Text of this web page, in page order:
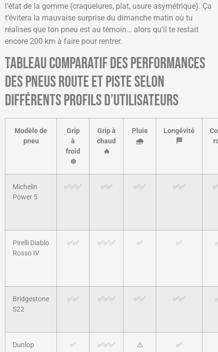
l’état de la gomme (craquelures, plat, usure asymétrique). Ça
t’évitera la mauvaise surprise du dimanche matin où tu
réalises que ton pneu est au témoin… alors qu’il te restait
encore 200 km à faire pour rentrer.
Tableau comparatif des performances
des pneus route et piste selon
différents profils d’utilisateurs
Modèle de
pneu
Grip
à
froid
❄️
Grip à
chaud
🔥
Pluie
🌧️
Longévité
🏁
Michelin
Power 5
✅✅✅ ✅✅ ✅✅ ✅✅
Pirelli Diablo
Rosso IV
✅✅ ✅✅✅ ✅ ✅
Bridgestone
S22
✅✅ ✅✅✅ ✅✅ ✅✅
Dunlop
✅ ✅✅✅ ⚠️ ✅